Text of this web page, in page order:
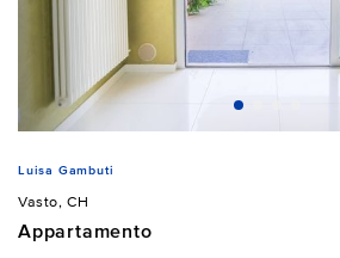
Luisa Gambuti
Vasto, CH
Appartamento